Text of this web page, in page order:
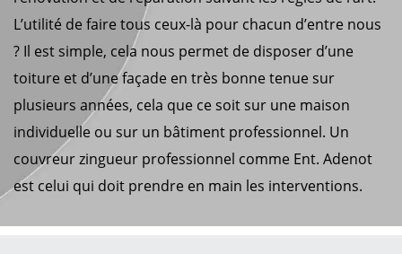
L’utilité de faire tous ceux-là pour chacun d’entre nous
? Il est simple, cela nous permet de disposer d’une
toiture et d’une façade en très bonne tenue sur
plusieurs années, cela que ce soit sur une maison
individuelle ou sur un bâtiment professionnel. Un
couvreur zingueur professionnel comme Ent. Adenot
est celui qui doit prendre en main les interventions.